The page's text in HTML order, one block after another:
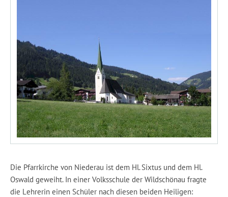
Die Pfarrkirche von Niederau ist dem Hl. Sixtus und dem Hl.
Oswald geweiht. In einer Volksschule der Wildschönau fragte
die Lehrerin einen Schüler nach diesen beiden Heiligen: